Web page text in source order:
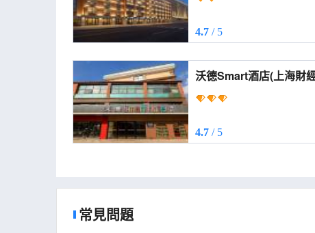
4.7 / 5
沃德Smart酒店(上海財
(World Smart Hotel
Station))
4.7 / 5
常見問題